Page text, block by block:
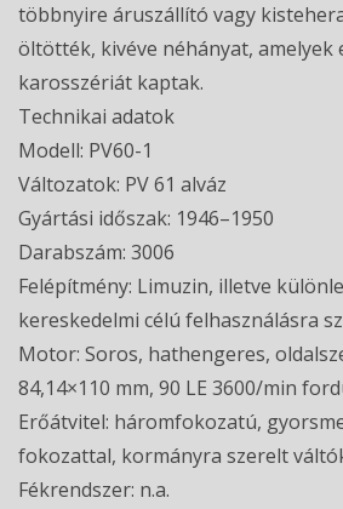
többnyire áruszállító vagy
öltötték, kivéve néhányat, amelyek
karosszériát kaptak.
Technikai adatok
Modell: PV60-1
Változatok: PV 61 alváz
Gyártási időszak: 1946–1950
Darabszám: 3006
Felépítmény: Limuzin, illetve
kereskedelmi célú felhasználásra
Motor: Soros, hathengeres,
84,14×110 mm, 90 LE 3600/min
Erőátvitel: háromfokozatú,
fokozattal, kormányra szerelt
Fékrendszer: n.a.